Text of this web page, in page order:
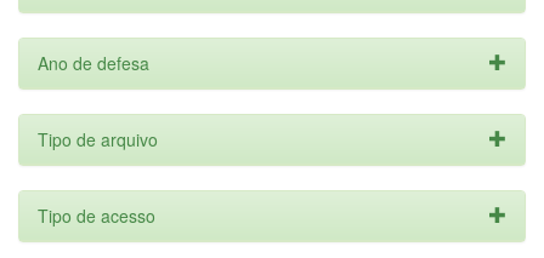
Ano de defesa
Tipo de arquivo
Tipo de acesso